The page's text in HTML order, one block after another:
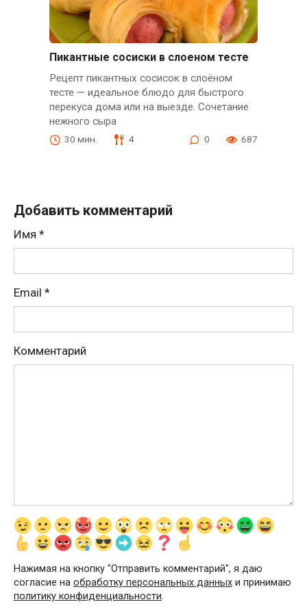
Пикантные сосиски в слоеном тесте
Рецепт пикантных сосисок в слоёном
тесте — идеальное блюдо для быстрого
перекуса дома или на выезде. Сочетание
нежного сыра
30 мин. 4 0 687
Добавить комментарий
Имя *
Email *
Комментарий
Нажимая на кнопку "Отправить комментарий", я даю
согласие на обработку персональных данных и принимаю
политику конфиденциальности.